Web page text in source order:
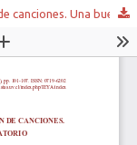
Evaluación formativa en la instrumentación de canciones. Una buena práctica en el conservatorio